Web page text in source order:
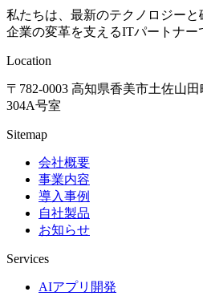
私たちは、最新のテクノロジーと
企業の変革を支えるITパートナー
Location
〒782-0003 高知県香美市土佐山
304A号室
Sitemap
会社概要
事業内容
導入事例
自社製品
お知らせ
Services
AIアプリ開発